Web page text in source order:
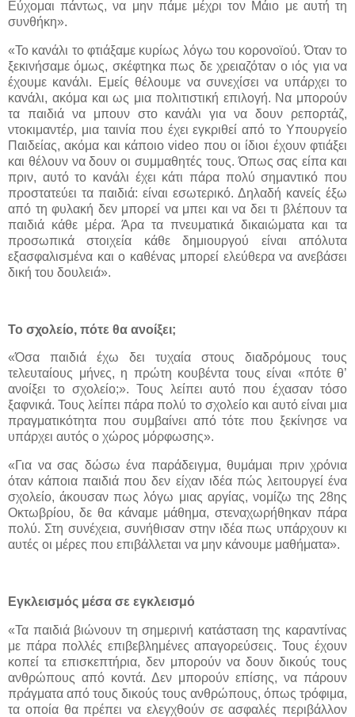
Εύχομαι πάντως, να μην πάμε μέχρι τον Μάιο με αυτή τη
συνθήκη».
«Το κανάλι το φτιάξαμε κυρίως λόγω του κορονοϊού. Όταν το
ξεκινήσαμε όμως, σκέφτηκα πως δε χρειαζόταν ο ιός για να
έχουμε κανάλι. Εμείς θέλουμε να συνεχίσει να υπάρχει το
κανάλι, ακόμα και ως μια πολιτιστική επιλογή. Να μπορούν
τα παιδιά να μπουν στο κανάλι για να δουν ρεπορτάζ,
ντοκιμαντέρ, μια ταινία που έχει εγκριθεί από το Υπουργείο
Παιδείας, ακόμα και κάποιο video που οι ίδιοι έχουν φτιάξει
και θέλουν να δουν οι συμμαθητές τους. Όπως σας είπα και
πριν, αυτό το κανάλι έχει κάτι πάρα πολύ σημαντικό που
προστατεύει τα παιδιά: είναι εσωτερικό. Δηλαδή κανείς έξω
από τη φυλακή δεν μπορεί να μπει και να δει τι βλέπουν τα
παιδιά κάθε μέρα. Άρα τα πνευματικά δικαιώματα και τα
προσωπικά στοιχεία κάθε δημιουργού είναι απόλυτα
εξασφαλισμένα και ο καθένας μπορεί ελεύθερα να ανεβάσει
δική του δουλειά».
Το σχολείο, πότε θα ανοίξει;
«Όσα παιδιά έχω δει τυχαία στους διαδρόμους τους
τελευταίους μήνες, η πρώτη κουβέντα τους είναι «πότε θ’
ανοίξει το σχολείο;». Τους λείπει αυτό που έχασαν τόσο
ξαφνικά. Τους λείπει πάρα πολύ το σχολείο και αυτό είναι μια
πραγματικότητα που συμβαίνει από τότε που ξεκίνησε να
υπάρχει αυτός ο χώρος μόρφωσης».
«Για να σας δώσω ένα παράδειγμα, θυμάμαι πριν χρόνια
όταν κάποια παιδιά που δεν είχαν ιδέα πώς λειτουργεί ένα
σχολείο, άκουσαν πως λόγω μιας αργίας, νομίζω της 28ης
Οκτωβρίου, δε θα κάναμε μάθημα, στεναχωρήθηκαν πάρα
πολύ. Στη συνέχεια, συνήθισαν στην ιδέα πως υπάρχουν κι
αυτές οι μέρες που επιβάλλεται να μην κάνουμε μαθήματα».
Εγκλεισμός μέσα σε εγκλεισμό
«Τα παιδιά βιώνουν τη σημερινή κατάσταση της καραντίνας
με πάρα πολλές επιβεβλημένες απαγορεύσεις. Τους έχουν
κοπεί τα επισκεπτήρια, δεν μπορούν να δουν δικούς τους
ανθρώπους από κοντά. Δεν μπορούν επίσης, να πάρουν
πράγματα από τους δικούς τους ανθρώπους, όπως τρόφιμα,
τα οποία θα πρέπει να ελεγχθούν σε ασφαλές περιβάλλον